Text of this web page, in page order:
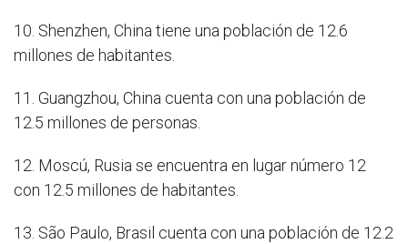
10. Shenzhen, China tiene una población de 12.6
millones de habitantes.
11. Guangzhou, China cuenta con una población de
12.5 millones de personas.
12. Moscú, Rusia se encuentra en lugar número 12
con 12.5 millones de habitantes.
13. São Paulo, Brasil cuenta con una población de 12.2